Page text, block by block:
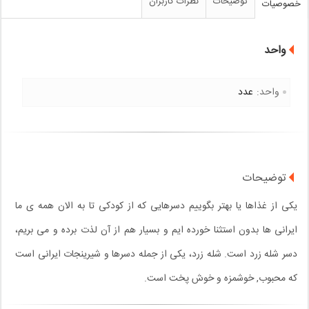
خصوصیات
واحد
واحد: عدد
توضیحات
یکی از غذاها یا بهتر بگوییم دسرهایی که از کودکی تا به الان همه ی ما
ایرانی ها بدون استثنا خورده ایم و بسیار هم از آن لذت برده و می بریم،
دسر شله زرد است. شله زرد، یکی از جمله دسرها و شیرینجات ایرانی است
که محبوب, خوشمزه و خوش پخت است.